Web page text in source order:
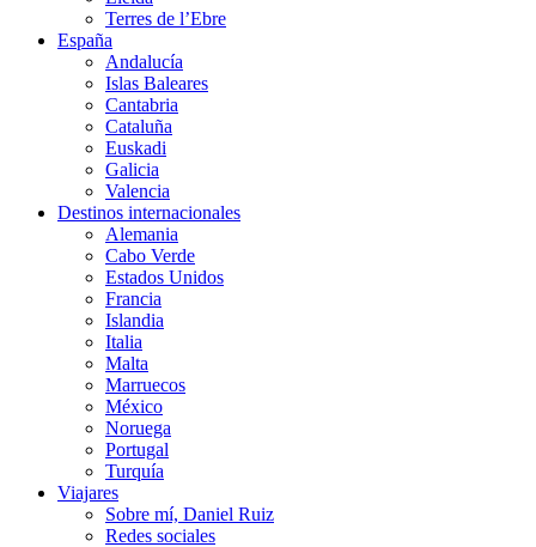
Terres de l’Ebre
España
Andalucía
Islas Baleares
Cantabria
Cataluña
Euskadi
Galicia
Valencia
Destinos internacionales
Alemania
Cabo Verde
Estados Unidos
Francia
Islandia
Italia
Malta
Marruecos
México
Noruega
Portugal
Turquía
Viajares
Sobre mí, Daniel Ruiz
Redes sociales